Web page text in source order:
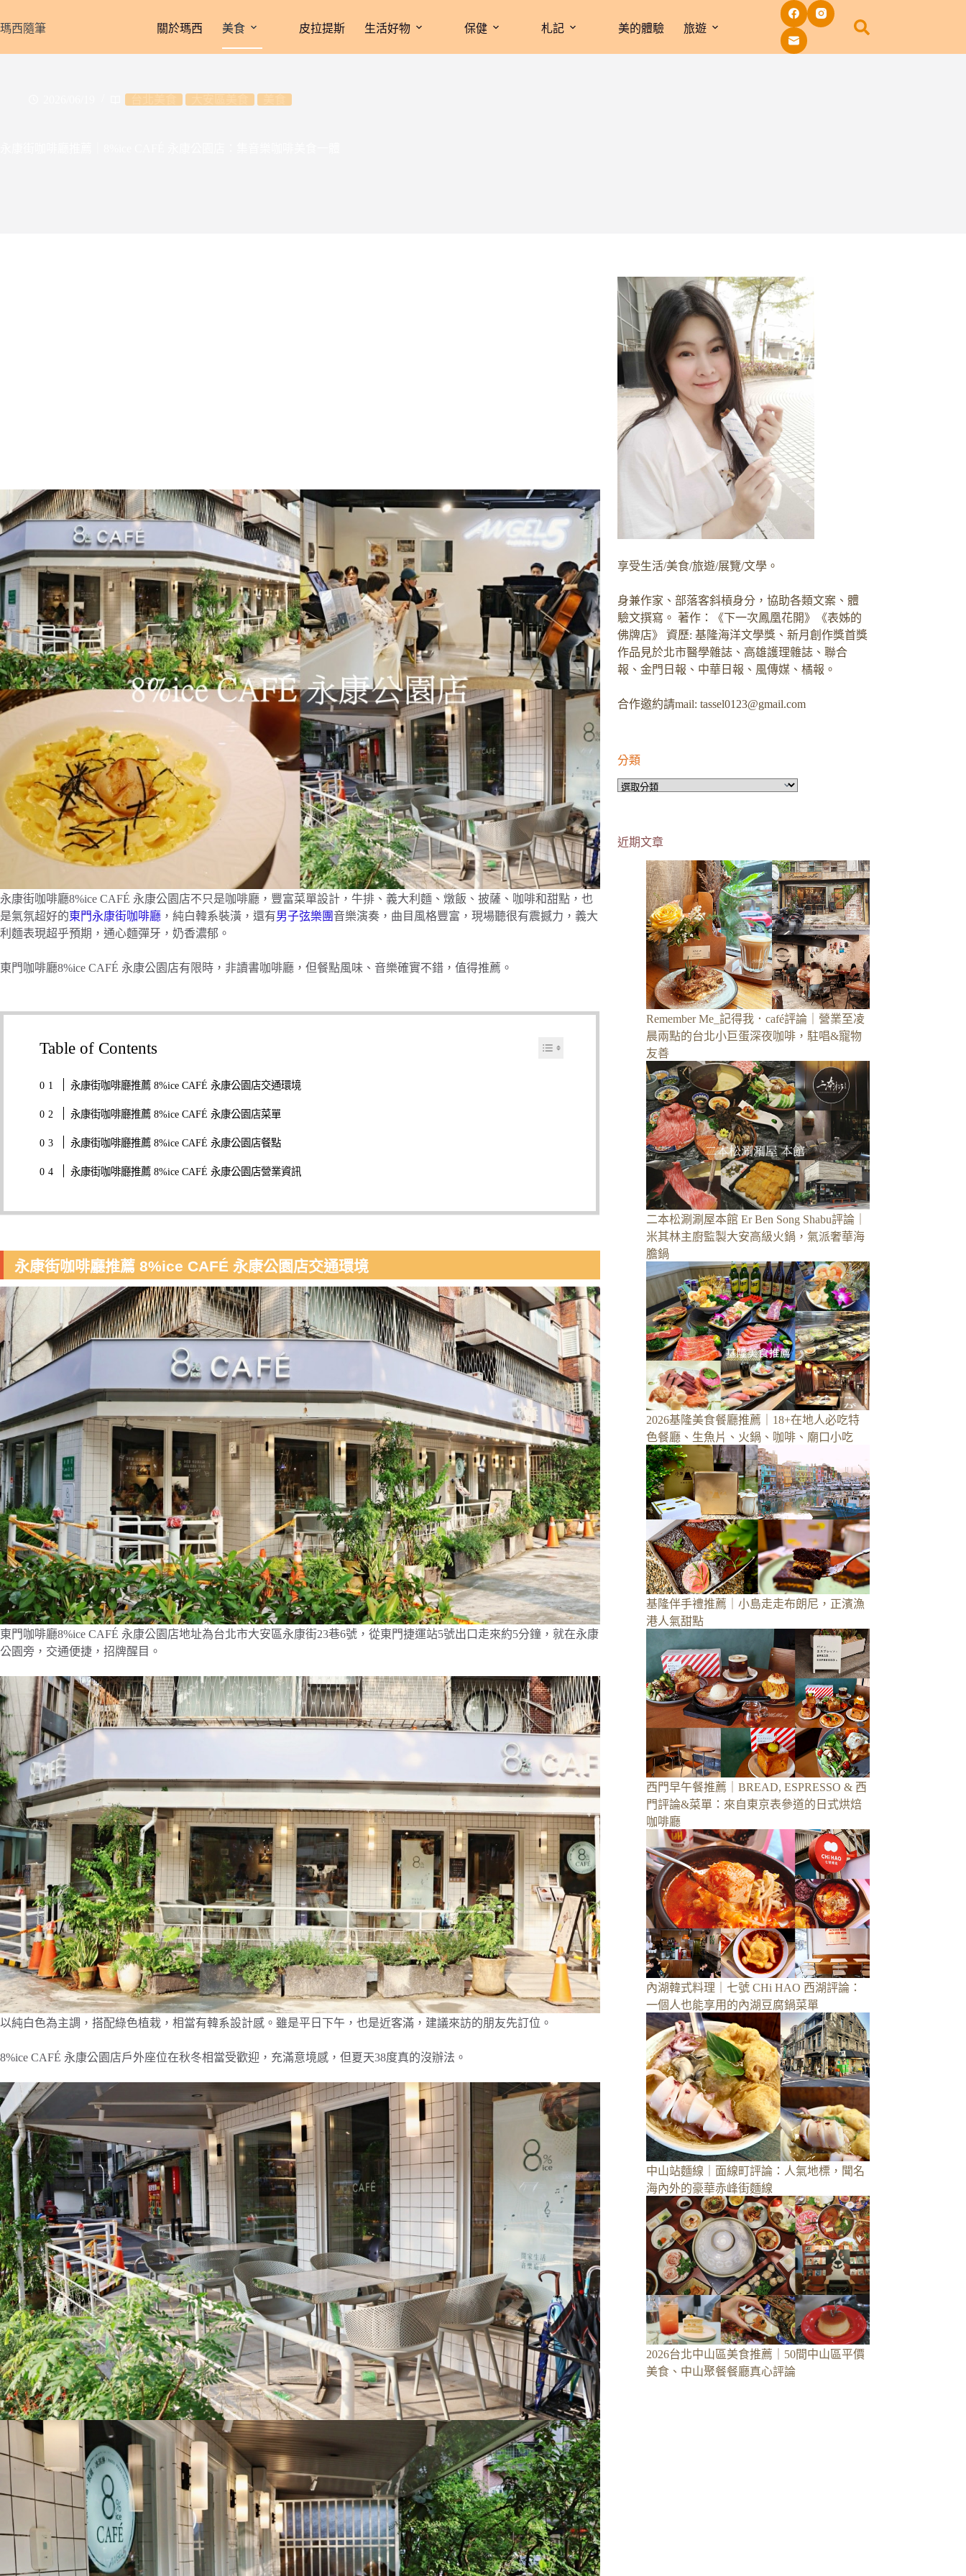
至
瑪西隨筆 關於瑪西 美食 皮拉提斯 生活好物 保健 札記 美的體驗 旅遊
永康街咖啡廳8%ice CAFÉ 永康公園店不只是咖啡廳，豐富菜單設計，牛排、義大利麵、燉飯、披薩、咖啡和甜點，也
是氣氛超好的東門永康街咖啡廳 ，純白韓系裝潢，還有男子弦樂團 音樂演奏，曲目風格豐富，現場聽很有震撼力，義大
利麵表現超乎預期，通心麵彈牙，奶香濃郁。
東門咖啡廳8%ice CAFÉ 永康公園店有限時，非讀書咖啡廳，但餐點風味、音樂確實不錯，值得推薦。
Table of Contents
永康街咖啡廳推薦 8%ice CAFÉ 永康公園店交通環境
永康街咖啡廳推薦 8%ice CAFÉ 永康公園店菜單
永康街咖啡廳推薦 8%ice CAFÉ 永康公園店餐點
永康街咖啡廳推薦 8%ice CAFÉ 永康公園店營業資訊
永康街咖啡廳推薦 8%ice CAFÉ 永康公園店交通環境
東門咖啡廳8%ice CAFÉ 永康公園店地址為台北市大安區永康街23巷6號，從東門捷運站5號出口走來約5分鐘，就在永康
公園旁，交通便捷，招牌醒目。
以純白色為主調，搭配綠色植栽，相當有韓系設計感。雖是平日下午，也是近客滿，建議來訪的朋友先訂位。
8%ice CAFÉ 永康公園店戶外座位在秋冬相當受歡迎，充滿意境感，但夏天38度真的沒辦法。
享受生活/美食/旅遊/展覽/文學。
身兼作家、部落客斜槓身分，協助各類文案、體
驗文撰寫。 著作：《下一次鳳凰花開》《表姊的
佛牌店》 資歷: 基隆海洋文學獎、新月創作獎首獎
作品見於北市醫學雜誌、高雄護理雜誌、聯合
報、金門日報、中華日報、風傳媒、橘報。
合作邀約請mail: tassel0123@gmail.com
分類
分
近期文章
Remember Me_記得我．café評論｜營業至凌
晨兩點的台北小巨蛋深夜咖啡，駐唱&寵物
友善
二本松涮涮屋本館 Er Ben Song Shabu評論｜
米其林主廚監製大安高級火鍋，氣派奢華海
膽鍋
2026基隆美食餐廳推薦｜18+在地人必吃特
色餐廳、生魚片、火鍋、咖啡、廟口小吃
基隆伴手禮推薦｜小島走走布朗尼，正濱漁
港人氣甜點
西門早午餐推薦｜BREAD, ESPRESSO & 西
門評論&菜單：來自東京表參道的日式烘焙
咖啡廳
內湖韓式料理｜七號 CHi HAO 西湖評論：
一個人也能享用的內湖豆腐鍋菜單
中山站麵線｜面線町評論：人氣地標，聞名
海內外的豪華赤峰街麵線
2026台北中山區美食推薦｜50間中山區平價
美食、中山聚餐餐廳真心評論